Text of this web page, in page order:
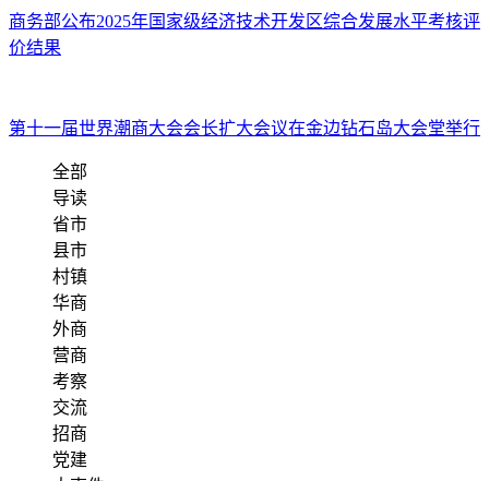
商务部公布2025年国家级经济技术开发区综合发展水平考核评
价结果
第十一届世界潮商大会会长扩大会议在金边钻石岛大会堂举行
全部
导读
省市
县市
村镇
华商
外商
营商
考察
交流
招商
党建